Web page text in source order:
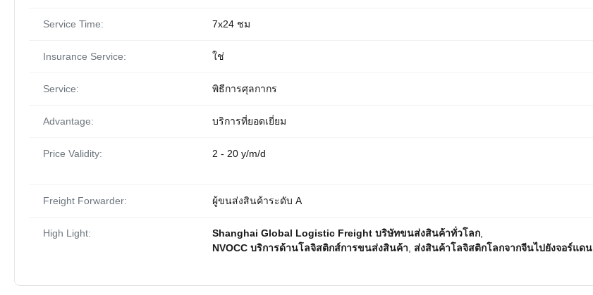
Service Time: 7x24 ชม
Insurance Service: ใช่
Service: พิธีการศุลกากร
Advantage: บริการที่ยอดเยี่ยม
Price Validity: 2 - 20 y/m/d
Freight Forwarder: ผู้ขนส่งสินค้าระดับ A
High Light: Shanghai Global Logistic Freight บริษัทขนส่งสินค้าทั่วโลก
NVOCC บริการด้านโลจิสติกส์การขนส่งสินค้า
ส่งสินค้าโลจิสติกโลกจากจีนไปยังจอร์แดน